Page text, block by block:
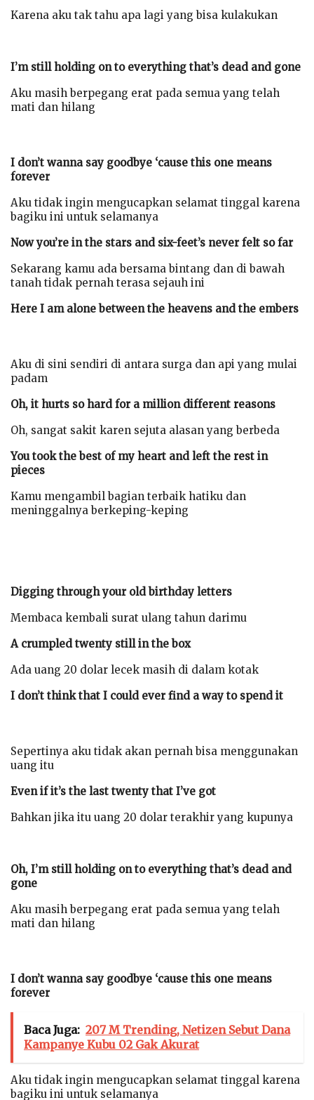
Karena aku tak tahu apa lagi yang bisa kulakukan
I’m still holding on to everything that’s dead and gone
Aku masih berpegang erat pada semua yang telah
mati dan hilang
I don’t wanna say goodbye ‘cause this one means
forever
Aku tidak ingin mengucapkan selamat tinggal karena
bagiku ini untuk selamanya
Now you’re in the stars and six-feet’s never felt so far
Sekarang kamu ada bersama bintang dan di bawah
tanah tidak pernah terasa sejauh ini
Here I am alone between the heavens and the embers
Aku di sini sendiri di antara surga dan api yang mulai
padam
Oh, it hurts so hard for a million different reasons
Oh, sangat sakit karen sejuta alasan yang berbeda
You took the best of my heart and left the rest in
pieces
Kamu mengambil bagian terbaik hatiku dan
meninggalnya berkeping-keping
Digging through your old birthday letters
Membaca kembali surat ulang tahun darimu
A crumpled twenty still in the box
Ada uang 20 dolar lecek masih di dalam kotak
I don’t think that I could ever find a way to spend it
Sepertinya aku tidak akan pernah bisa menggunakan
uang itu
Even if it’s the last twenty that I’ve got
Bahkan jika itu uang 20 dolar terakhir yang kupunya
Oh, I’m still holding on to everything that’s dead and
gone
Aku masih berpegang erat pada semua yang telah
mati dan hilang
I don’t wanna say goodbye ‘cause this one means
forever
Baca Juga: 207 M Trending, Netizen Sebut Dana
Kampanye Kubu 02 Gak Akurat
Aku tidak ingin mengucapkan selamat tinggal karena
bagiku ini untuk selamanya